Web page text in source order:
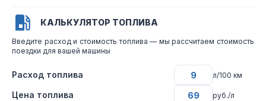
КАЛЬКУЛЯТОР ТОПЛИВА
Введите расход и стоимость топлива — мы рассчитаем стоимость
поездки для вашей машины
Расход топлива л/100 км
Цена топлива руб./л